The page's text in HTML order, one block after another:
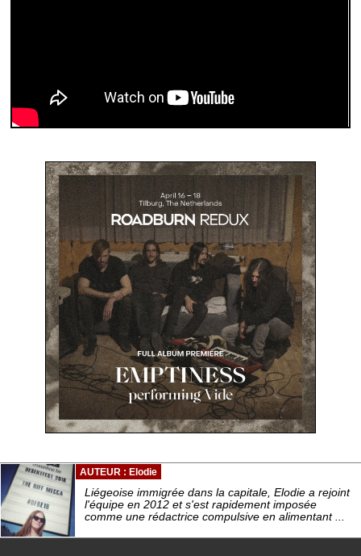
AUTEUR : Elodie
Liégeoise immigrée dans la capitale, Elodie a rejoint
l'équipe en 2012 et s'est rapidement imposée
comme une rédactrice compulsive en alimentant ...